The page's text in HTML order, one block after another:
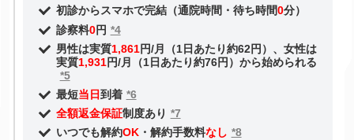
初診からスマホで完結（通院時間・待ち時間0分）
診察料0円 *4
男性は実質1,861円/月（1日あたり約62円）、女性は
実質1,931円/月（1日あたり約76円）から始められる
*5
最短当日到着 *6
全額返金保証制度あり *7
いつでも解約OK・解約手数料なし *8